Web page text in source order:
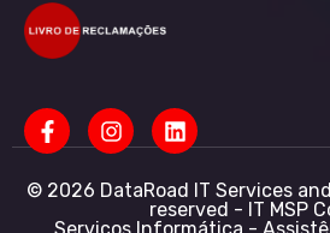
© 2026 DataRoad IT Services
reserved - IT MSP